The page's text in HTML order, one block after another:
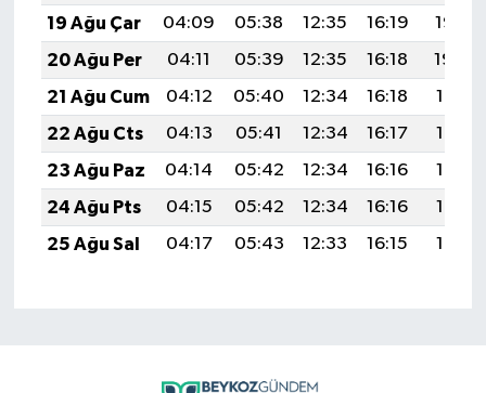
19 Ağu Çar
04:09 05:38 12:35 16:19
19:22
20 Ağu Per
04:11 05:39 12:35 16:18
19:20
21 Ağu Cum
04:12 05:40 12:34 16:18
19:19
22 Ağu Cts
04:13 05:41 12:34 16:17
19:18
23 Ağu Paz
04:14 05:42 12:34 16:16
19:16
24 Ağu Pts
04:15 05:42 12:34 16:16
19:15
25 Ağu Sal
04:17 05:43 12:33 16:15 19:14